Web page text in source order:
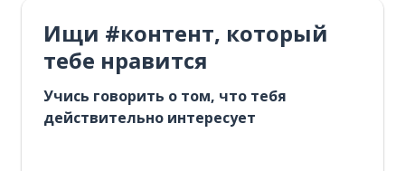
Ищи #контент, который
тебе нравится
Учись говорить о том, что тебя
действительно интересует